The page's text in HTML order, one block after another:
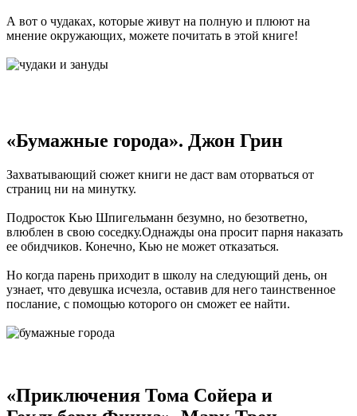
А вот о чудаках, которые живут на полную и плюют на
мнение окружающих, можете почитать в этой книге!
«Бумажные города». Джон Грин
Захватывающий сюжет книги не даст вам оторваться от
страниц ни на минутку.
Подросток Кью Шпигельманн безумно, но безответно,
влюблен в свою соседку.Однажды она просит парня наказать
ее обидчиков. Конечно, Кью не может отказаться.
Но когда парень приходит в школу на следующий день, он
узнает, что девушка исчезла, оставив для него таинственное
послание, с помощью которого он сможет ее найти.
«Приключения Тома Сойера и